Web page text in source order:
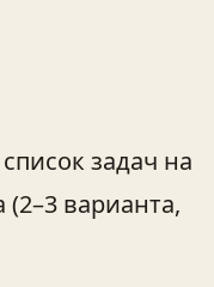
задач на
варианта,